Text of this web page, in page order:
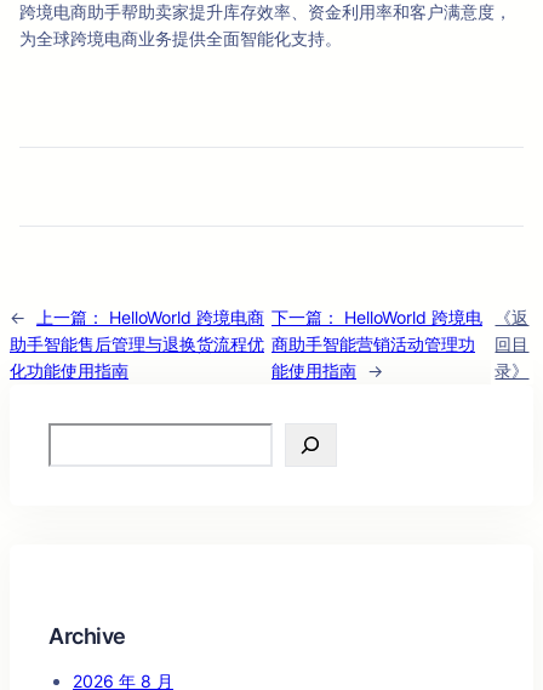
跨境电商助手帮助卖家提升库存效率、资金利用率和客户满意度，
为全球跨境电商业务提供全面智能化支持。
← 上一篇：
HelloWorld 跨境电商
助手智能售后管理与退换货流程优
化功能使用指南
下一篇：
HelloWorld 跨境电
商助手智能营销活动管理功
能使用指南 →
《返
回目
录》
Archive
2026 年 8 月